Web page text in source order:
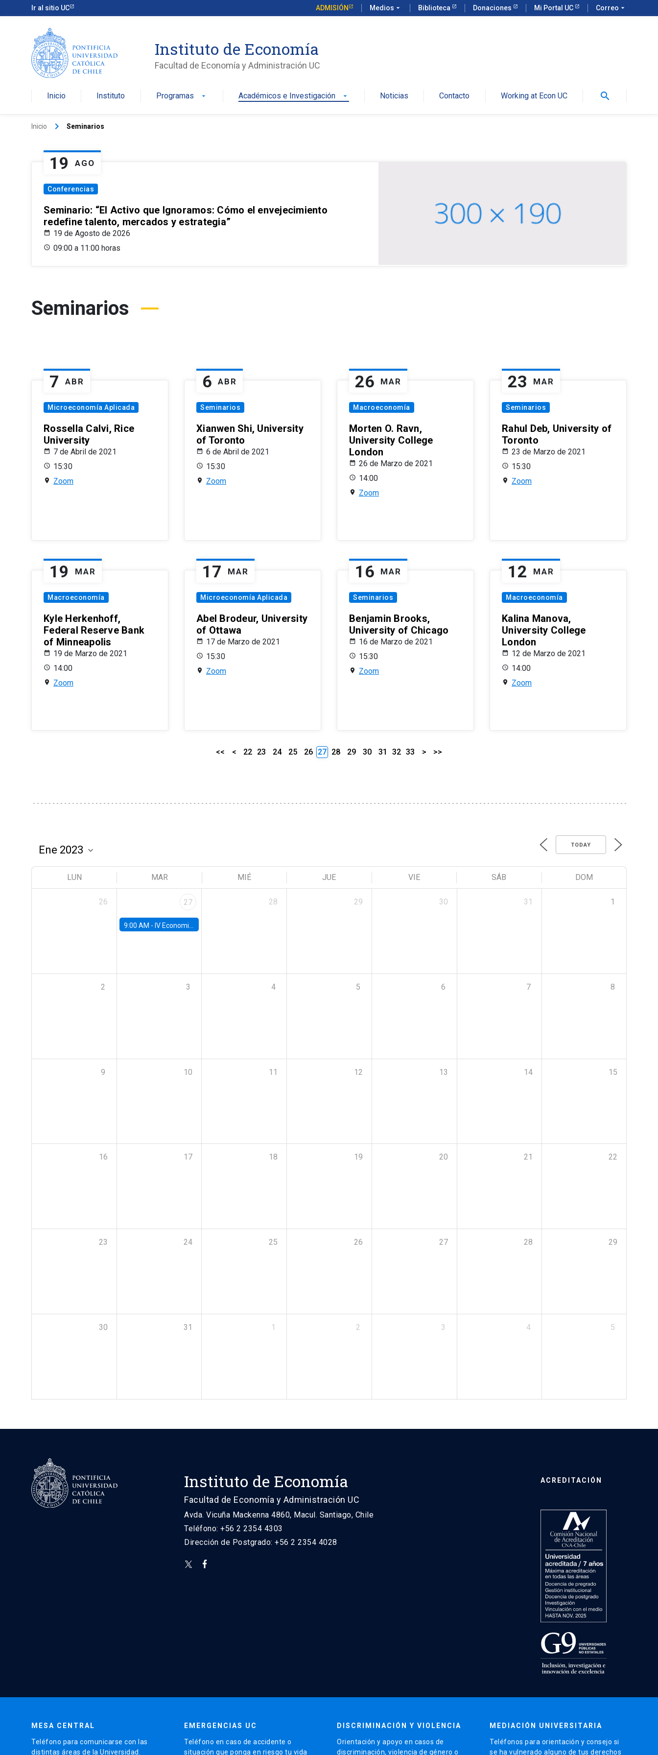
Ir al sitio UC ADMISIÓN Medios arrow_drop_down Biblioteca Donaciones Mi Portal UC Correo arrow_drop_down
Instituto de Economía
Facultad de Economía y Administración UC
Inicio Instituto Programas arrow_drop_down Académicos e Investigación arrow_drop_down Noticias Contacto Working at Econ UC search
Inicio keyboard_arrow_right Seminarios
19 AGO
Conferencias
Seminario: “El Activo que Ignoramos: Cómo el envejecimiento
redefine talento, mercados y estrategia”
19 de Agosto de 2026
09:00 a 11:00 horas
Seminarios
7 ABR
Microeconomía Aplicada
Rossella Calvi, Rice
University
7 de Abril de 2021
15:30
Zoom
6 ABR
Seminarios
Xianwen Shi, University
of Toronto
6 de Abril de 2021
15:30
Zoom
26 MAR
Macroeconomía
Morten O. Ravn,
University College
London
26 de Marzo de 2021
14:00
Zoom
23 MAR
Seminarios
Rahul Deb, University of
Toronto
23 de Marzo de 2021
15:30
Zoom
19 MAR
Macroeconomía
Kyle Herkenhoff,
Federal Reserve Bank
of Minneapolis
19 de Marzo de 2021
14:00
Zoom
17 MAR
Microeconomía Aplicada
Abel Brodeur, University
of Ottawa
17 de Marzo de 2021
15:30
Zoom
16 MAR
Seminarios
Benjamin Brooks,
University of Chicago
16 de Marzo de 2021
15:30
Zoom
12 MAR
Macroeconomía
Kalina Manova,
University College
London
12 de Marzo de 2021
14:00
Zoom
<< < 22 23 24 25 26 27 28 29 30 31 32 33 > >>
TODAY
LUN MAR MIÉ JUE VIE SÁB DOM
26 27
9:00 AM - IV Economics Alumni Workshop
28 29 30 31 1
2 3 4 5 6 7 8
9 10 11 12 13 14 15
16 17 18 19 20 21 22
23 24 25 26 27 28 29
30 31 1 2 3 4 5
Instituto de Economía
Facultad de Economía y Administración UC
Avda. Vicuña Mackenna 4860, Macul. Santiago, Chile
Teléfono: +56 2 2354 4303
Dirección de Postgrado: +56 2 2354 4028
ACREDITACIÓN
MESA CENTRAL
Teléfono para comunicarse con las
distintas áreas de la Universidad.
EMERGENCIAS UC
Teléfono en caso de accidente o
situación que ponga en riesgo tu vida
DISCRIMINACIÓN Y VIOLENCIA
Orientación y apoyo en casos de
discriminación, violencia de género o
MEDIACIÓN UNIVERSITARIA
Teléfonos para orientación y consejo si
se ha vulnerado alguno de tus derechos